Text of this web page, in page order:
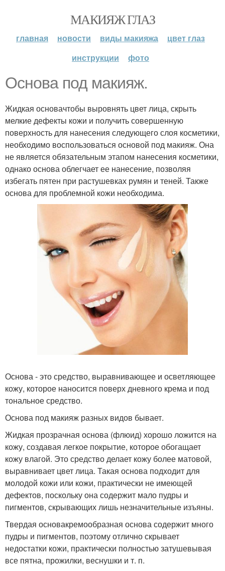
МАКИЯЖ ГЛАЗ
главная новости виды макияжа
цвет глаз
инструкции
фото
Основа под макияж.
Жидкая основачтобы выровнять цвет лица, скрыть
мелкие дефекты кожи и получить совершенную
поверхность для нанесения следующего слоя косметики,
необходимо воспользоваться основой под макияж. Она
не является обязательным этапом нанесения косметики,
однако основа облегчает ее нанесение, позволяя
избегать пятен при растушевках румян и теней. Также
основа для проблемной кожи необходима.
Основа - это средство, выравнивающее и осветляющее
кожу, которое наносится поверх дневного крема и под
тональное средство.
Основа под макияж разных видов бывает.
Жидкая прозрачная основа (флюид) хорошо ложится на
кожу, создавая легкое покрытие, которое обогащает
кожу влагой. Это средство делает кожу более матовой,
выравнивает цвет лица. Такая основа подходит для
молодой кожи или кожи, практически не имеющей
дефектов, поскольку она содержит мало пудры и
пигментов, скрывающих лишь незначительные изъяны.
Твердая основакремообразная основа содержит много
пудры и пигментов, поэтому отлично скрывает
недостатки кожи, практически полностью затушевывая
все пятна, прожилки, веснушки и т. п.